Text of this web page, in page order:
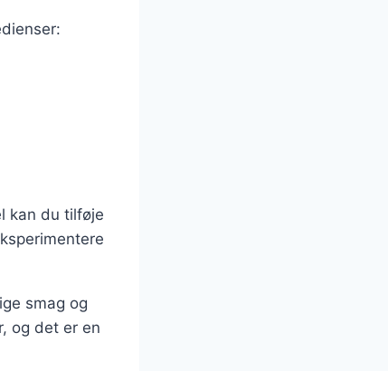
kan du tilføje
smag og
og det er en